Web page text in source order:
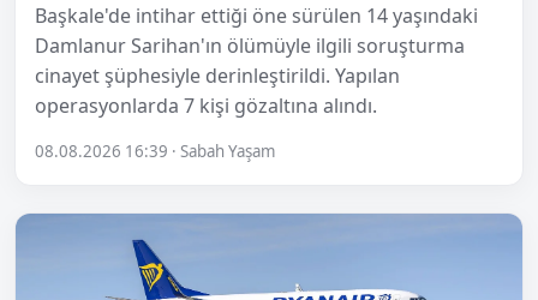
Başkale'de intihar ettiği öne sürülen 14 yaşındaki
Damlanur Sarihan'ın ölümüyle ilgili soruşturma
cinayet şüphesiyle derinleştirildi. Yapılan
operasyonlarda 7 kişi gözaltına alındı.
08.08.2026 16:39 · Sabah Yaşam